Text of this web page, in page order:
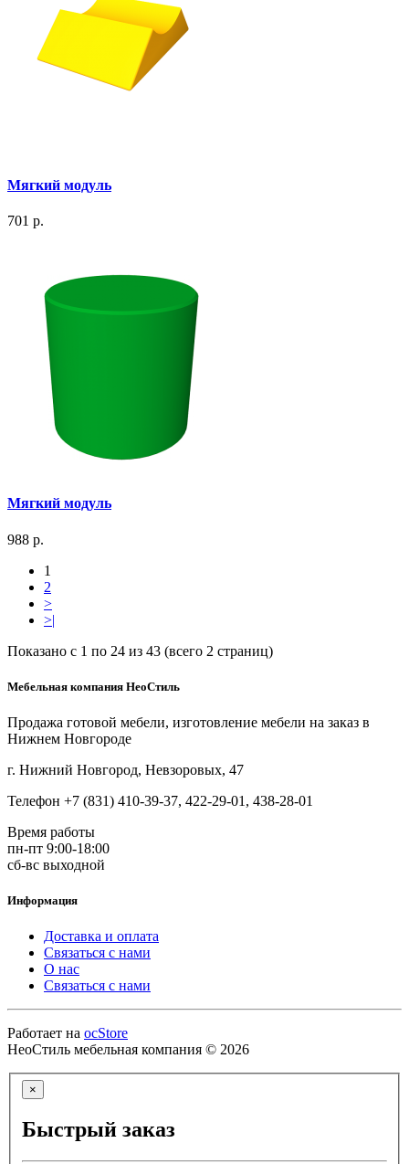
Мягкий модуль
701 р.
Мягкий модуль
988 р.
1
2
>
>|
Показано с 1 по 24 из 43 (всего 2 страниц)
Мебельная компания НеоСтиль
Продажа готовой мебели, изготовление мебели на заказ в
Нижнем Новгороде
г. Нижний Новгород, Невзоровых, 47
Телефон +7 (831) 410-39-37, 422-29-01, 438-28-01
Время работы
пн-пт 9:00-18:00
сб-вс выходной
Информация
Доставка и оплата
Связаться с нами
О нас
Связаться с нами
Работает на ocStore
НеоСтиль мебельная компания © 2026
×
Быстрый заказ